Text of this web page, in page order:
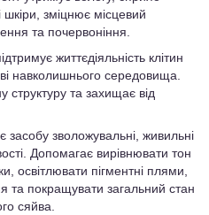
зміцнює місцевий
та почервоніння.
життєдіяльність клітин
навколишнього середовища.
структуру та захищає від
засобу зволожувальні, живильні
Допомагає вирівнювати тон
освітлювати пігментні плями,
та покращувати загальний стан
сяйва.